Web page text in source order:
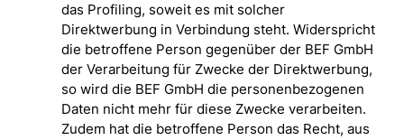
das Profiling, soweit es mit solcher
Direktwerbung in Verbindung steht. Widerspricht
die betroffene Person gegenüber der BEF GmbH
der Verarbeitung für Zwecke der Direktwerbung,
so wird die BEF GmbH die personenbezogenen
Daten nicht mehr für diese Zwecke verarbeiten.
Zudem hat die betroffene Person das Recht, aus